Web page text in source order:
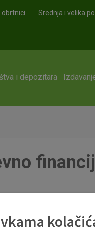
obrtnici Srednja i velika
i depozitara